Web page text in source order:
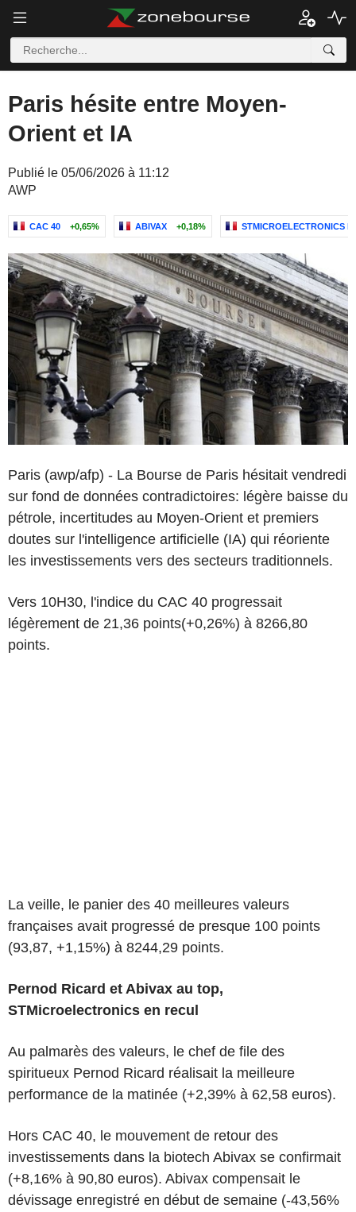
Paris hésite entre Moyen-
Orient et IA
Publié le 05/06/2026 à 11:12
AWP
CAC 40 +0,65% ABIVAX +0,18% STMICROELECTRONICS
Paris (awp/afp) - La Bourse de Paris hésitait vendredi
sur fond de données contradictoires: légère baisse du
pétrole, incertitudes au Moyen-Orient et premiers
doutes sur l'intelligence artificielle (IA) qui réoriente
les investissements vers des secteurs traditionnels.
Vers 10H30, l'indice du CAC 40 progressait
légèrement de 21,36 points(+0,26%) à 8266,80
points.
La veille, le panier des 40 meilleures valeurs
françaises avait progressé de presque 100 points
(93,87, +1,15%) à 8244,29 points.
Pernod Ricard et Abivax au top,
STMicroelectronics en recul
Au palmarès des valeurs, le chef de file des
spiritueux Pernod Ricard réalisait la meilleure
performance de la matinée (+2,39% à 62,58 euros).
Hors CAC 40, le mouvement de retour des
investissements dans la biotech Abivax se confirmait
(+8,16% à 90,80 euros). Abivax compensait le
dévissage enregistré en début de semaine (-43,56%